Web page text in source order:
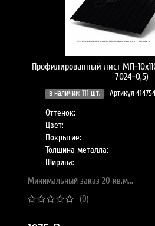
Профилированный лист МП-
7024-0,5)
в наличии: 111 шт. Артикул 414754
Оттенок:
Цвет:
Покрытие:
Толщина металла:
Ширина:
Минимальный заказ 20 кв.м...
(0)